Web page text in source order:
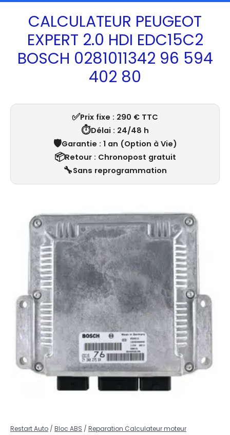
CALCULATEUR PEUGEOT
EXPERT 2.0 HDI EDC15C2
BOSCH 0281011342 96 594
402 80
✅Prix fixe : 290 € TTC
⏱️Délai : 24/48 h
🛡️Garantie : 1 an (Option à Vie)
📦Retour : Chronopost gratuit
🔧Sans reprogrammation
Restart Auto / Bloc ABS / Reparation Calculateur moteur